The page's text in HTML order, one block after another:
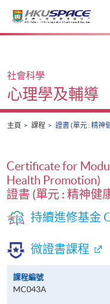
Main
社會科學
心理學及輔導
主頁 課程 證書 (單元 : 精神
Certificate for
Health Promotion)
證書 (單元 : 精神健
持續進修基金
微證書課程
課程編號
MC043A